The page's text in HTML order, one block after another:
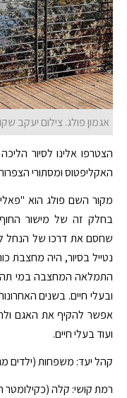
אגמון פולג. צילום יעקב
הצטרפו אלינו לסיור
האקליפטוס ומסתורי
מקור השם פולג הוא
בחלק זה של מישור החוף
שחסם את דרכו של הנחל
נטייל בסיור, היה
התמלאה המחצבה במי
ובעלי חיים. בשנים
אפשר להקיף את האגם
ועוד בעלי חיים.
קהל יעד: משפחות (ילדים מגיל 5), מטיילים
רמת קושי: קלה (כקילומטר